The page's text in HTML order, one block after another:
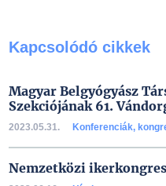
Kapcsolódó cikkek
Magyar Belgyógyász
Szekciójának 61.
2023.05.31. Konferenciák,
Nemzetközi